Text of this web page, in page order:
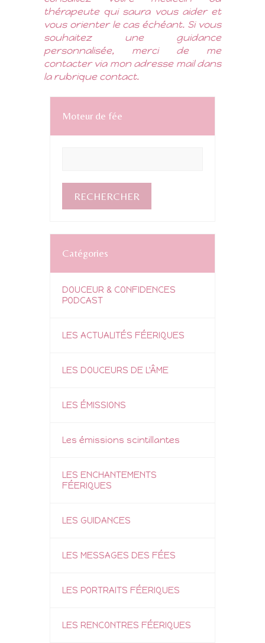
thérapeute qui saura vous aider et
vous orienter le cas échéant. Si vous
souhaitez une guidance
personnalisée, merci de me
contacter via mon adresse mail dans
la rubrique contact.
Moteur de fée
Catégories
DOUCEUR & CONFIDENCES
PODCAST
LES ACTUALITÉS FÉERIQUES
LES DOUCEURS DE L'ÂME
LES ÉMISSIONS
Les émissions scintillantes
LES ENCHANTEMENTS
FÉERIQUES
LES GUIDANCES
LES MESSAGES DES FÉES
LES PORTRAITS FÉERIQUES
LES RENCONTRES FÉERIQUES